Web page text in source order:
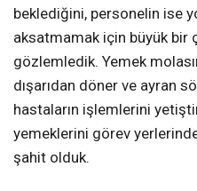
beklediğini, personelin ise
aksatmamak için büyük bir
gözlemledik. Yemek
dışarıdan döner ve ayran
hastaların işlemlerini
yemeklerini görev
şahit olduk.